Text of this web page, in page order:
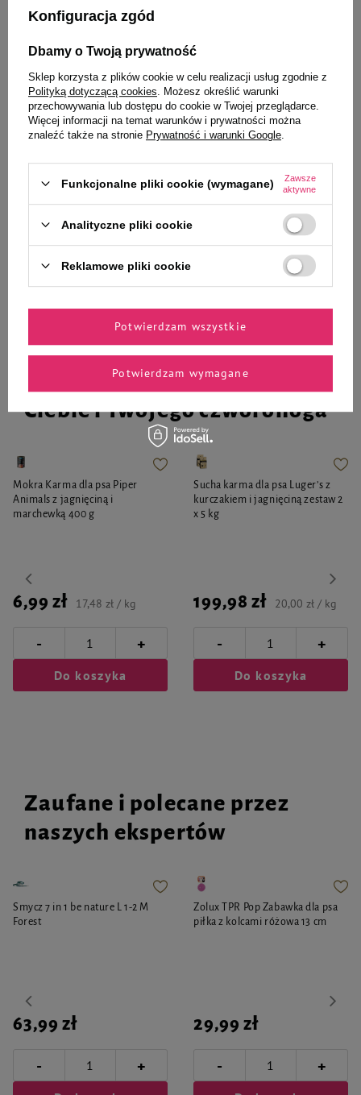
Turkey Hearts serca z indyka
przysmak dla psa 150 g
Cena regularna:18,99 zł -74%
4,99 zł
obniżki:6,99 zł -28%
- +
Beef Heart serce wołowe
przysmak dla psa 100 g
Cena regularna:16,99 zł -71%
4,99 zł
obniżki:6,99 zł -28%
Do koszyka
Wybrane specjalnie dla
Ciebie i Twojego czworonoga
Mokra Karma dla psa Piper
Animals z jagnięciną i
marchewką 400 g
6,99 zł 17,48 zł / kg
- +
Do koszyka
Sucha karma dla psa Luger’s z
kurczakiem i jagnięciną zestaw 2
x 5 kg
199,98 zł 20,00 zł / kg
- +
Do koszyka
Zaufane i polecane przez
naszych ekspertów
Smycz 7 in 1 be nature L 1-2 M
Forest
63,99 zł
- +
Zolux TPR Pop Zabawka dla psa
piłka z kolcami różowa 13 cm
29,99 zł
- +
Konfiguracja zgód
Dbamy o Twoją prywatność
Sklep korzysta z plików cookie w celu realizacji usług zgodnie z
Polityką dotyczącą cookies . Możesz określić warunki
przechowywania lub dostępu do cookie w Twojej przeglądarce.
Więcej informacji na temat warunków i prywatności można
znaleźć także na stronie Prywatność i warunki Google
Funkcjonalne pliki cookie (wymagane)
Zawsze
aktywne
Analityczne pliki cookie
Reklamowe pliki cookie
Potwierdzam wymagane
Potwierdzam wszystkie